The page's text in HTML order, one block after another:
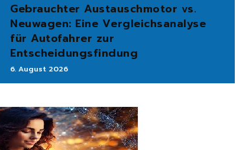
Gebrauchter Austauschmotor vs.
Neuwagen: Eine Vergleichsanalyse
für Autofahrer zur
Entscheidungsfindung
6. August 2026